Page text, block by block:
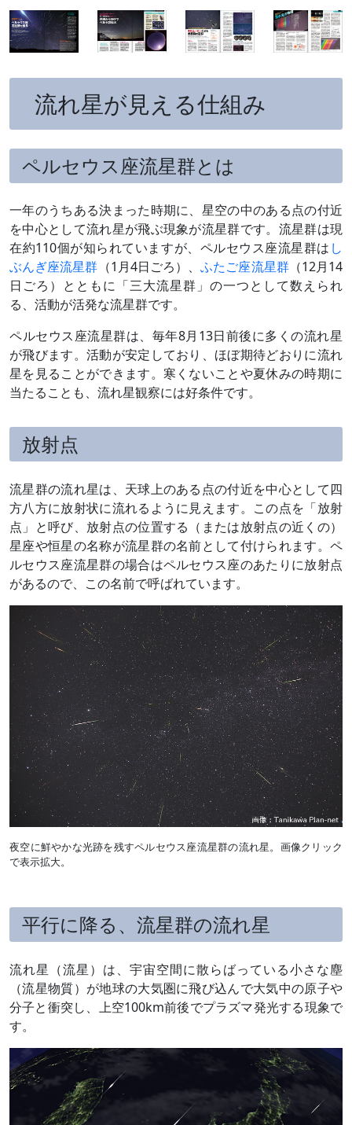
流れ星が見える仕組み
ペルセウス座流星群とは
一年のうちある決まった時期に、星空の中のある点の付近
を中心として流れ星が飛ぶ現象が流星群です。流星群は現
在約110個が知られていますが、ペルセウス座流星群は し
ぶんぎ座流星群 （1月4日ごろ）、ふたご座流星群（12月14
日ごろ）とともに「三大流星群」の一つとして数えられ
る、活動が活発な流星群です。
ペルセウス座流星群は、毎年8月13日前後に多くの流れ星
が飛びます。活動が安定しており、ほぼ期待どおりに流れ
星を見ることができます。寒くないことや夏休みの時期に
当たることも、流れ星観察には好条件です。
放射点
流星群の流れ星は、天球上のある点の付近を中心として四
方八方に放射状に流れるように見えます。この点を「放射
点」と呼び、放射点の位置する（または放射点の近くの）
星座や恒星の名称が流星群の名前として付けられます。ペ
ルセウス座流星群の場合はペルセウス座のあたりに放射点
があるので、この名前で呼ばれています。
夜空に鮮やかな光跡を残すペルセウス座流星群の流れ星。画像クリック
で表示拡大。
平行に降る、流星群の流れ星
流れ星（流星）は、宇宙空間に散らばっている小さな塵
（流星物質）が地球の大気圏に飛び込んで大気中の原子や
分子と衝突し、上空100km前後でプラズマ発光する現象で
す。